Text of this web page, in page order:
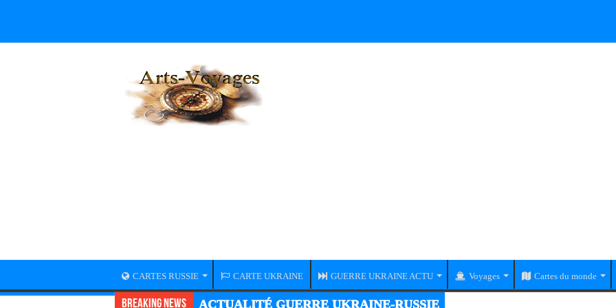
CARTES RUSSIE CARTE UKRAINE GUERRE UKRAINE ACTU Voyages Cartes du monde
Breaking News ACTUALITÉ GUERRE UKRAINE-RUSSIE